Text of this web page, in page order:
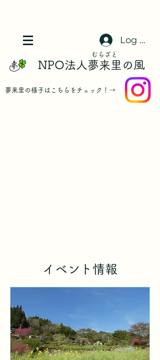
Log In
​むらざと
NPO法人夢来里の風
​夢来里の様子はこちらをチェック！→
イベント情報